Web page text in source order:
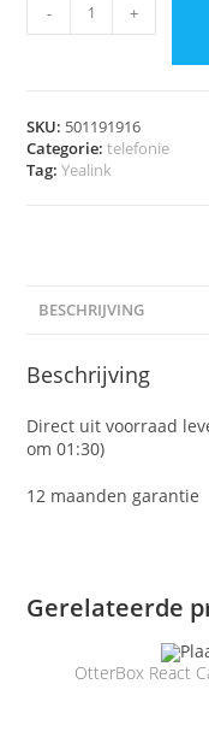
- +
SKU: 501191916
Categorie:telefonie
Tag:Yealink
BESCHRIJVING
Beschrijving
Direct uit voorraad
om 01:30)
12 maanden garantie
Gerelateerde
OtterBox React